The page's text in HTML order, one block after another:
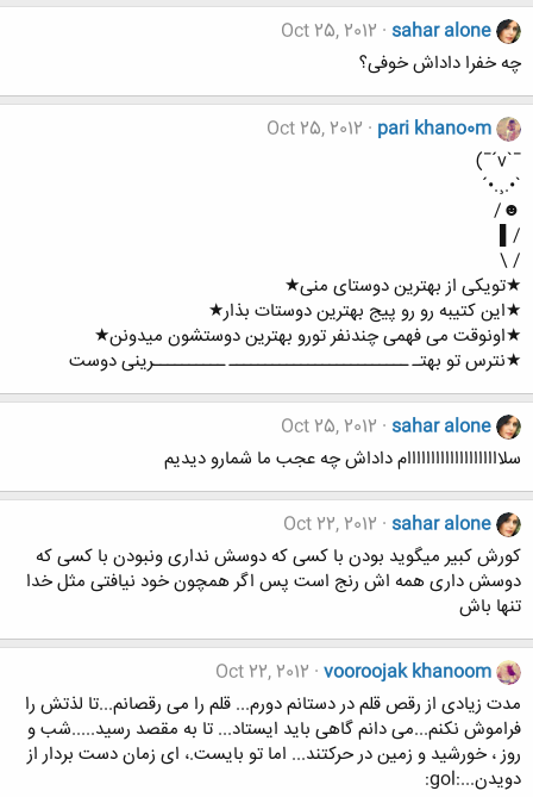
sahar alone
Oct 25, 2012
چه خفرا داداش خوفی؟
pari khano0m
Oct 25, 2012
¯`v´¯)
`•.¸.•´
☻/
/▌
/ \
★تویکی از بهترین دوستای منی★
★این کتیبه رو رو پیج بهترین دوستات بذار★
★اونوقت می فهمی چندنفر تورو بهترین دوستشون میدونن★
★نترس تو بهتـ ـــــــــــــــــــــــــ ــــــــــرینی دوست
sahar alone
Oct 25, 2012
سلاااااااااااااااااااام داداش چه عجب ما شمارو دیدیم
sahar alone
Oct 22, 2012
کورش کبیر میگوید بودن با کسی که دوسش نداری ونبودن با کسی که
دوسش داری همه اش رنج است پس اگر همچون خود نیافتی مثل خدا
تنها باش
vooroojak khanoom
Oct 22, 2012
مدت زیادی از رقص قلم در دستانم دورم... قلم را می رقصانم...تا لذتش را
فراموش نکنم...می دانم گاهی باید ایستاد... تا به مقصد رسید.....شب و
روز ، خورشید و زمین در حرکتند... اما تو بایست.، ای زمان دست بردار از
دویدن...:gol: